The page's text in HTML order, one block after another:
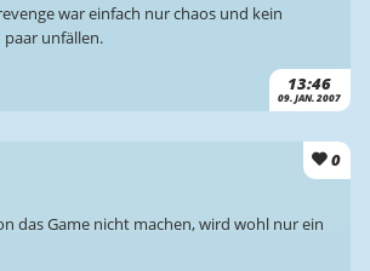
13:46
09. JAN. 2007
war einfach nur chaos und kein
unfällen.
0
das Game nicht machen, wird wohl nur ein